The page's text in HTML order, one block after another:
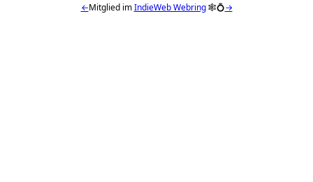
←Mitglied imIndieWeb Webring🕸💍→